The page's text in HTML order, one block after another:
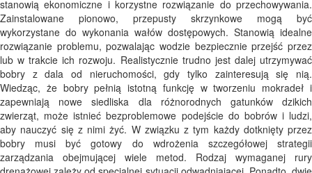
stanowią ekonomiczne i korzystne rozwiązanie do przechowywania.
Zainstalowane pionowo, przepusty skrzynkowe mogą być
wykorzystane do wykonania wałów dostępowych. Stanowią idealne
rozwiązanie problemu, pozwalając wodzie bezpiecznie przejść przez
lub w trakcie ich rozwoju. Realistycznie trudno jest dalej utrzymywać
bobry z dala od nieruchomości, gdy tylko zainteresują się nią.
Wiedząc, że bobry pełnią istotną funkcję w tworzeniu mokradeł i
zapewniają nowe siedliska dla różnorodnych gatunków dzikich
zwierząt, może istnieć bezproblemowe podejście do bobrów i ludzi,
aby nauczyć się z nimi żyć. W związku z tym każdy dotknięty przez
bobry musi być gotowy do wdrożenia szczegółowej strategii
zarządzania obejmującej wiele metod. Rodzaj wymaganej rury